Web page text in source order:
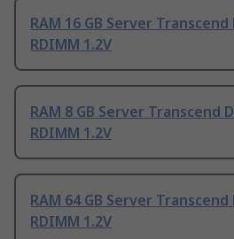
RAM 16 GB Server
RDIMM 1.2V
RAM 8 GB Server Transcend
RDIMM 1.2V
RAM 64 GB Server
RDIMM 1.2V